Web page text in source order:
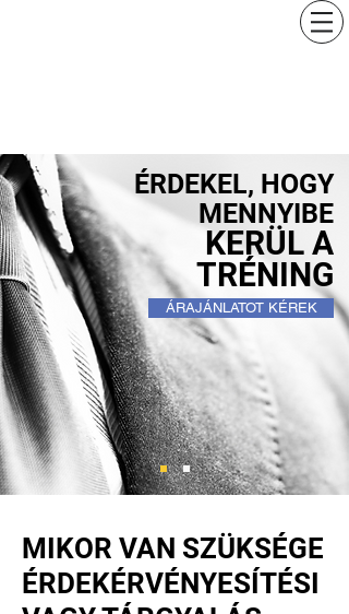
ÉRDEKEL, HOGY
MENNYIBE
KERÜL A
TRÉNING
ÁRAJÁNLATOT KÉREK
MIKOR VAN SZÜKSÉGE
ÉRDEKÉRVÉNYESÍTÉSI